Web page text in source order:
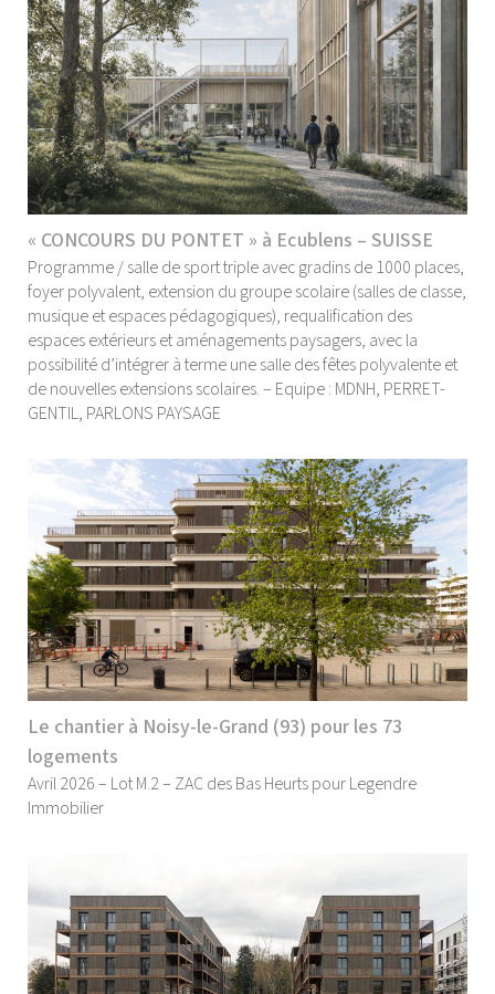
« CONCOURS DU PONTET » à Ecublens – SUISSE
Programme / salle de sport triple avec gradins de 1000 places,
foyer polyvalent, extension du groupe scolaire (salles de classe,
musique et espaces pédagogiques), requalification des
espaces extérieurs et aménagements paysagers, avec la
possibilité d’intégrer à terme une salle des fêtes polyvalente et
de nouvelles extensions scolaires. – Equipe : MDNH, PERRET-
GENTIL, PARLONS PAYSAGE
Le chantier à Noisy-le-Grand (93) pour les 73
logements
Avril 2026 – Lot M.2 – ZAC des Bas Heurts pour Legendre
Immobilier